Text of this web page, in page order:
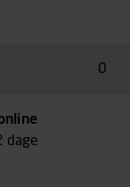
dage